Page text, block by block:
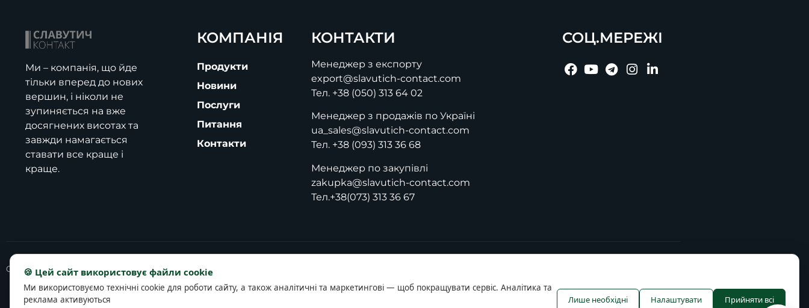
Ми – компанія, що йде
тільки вперед до нових
вершин, і ніколи не
зупиняється на вже
досягнених висотах та
завжди намагається
ставати все краще і
краще.
КОМПАНІЯ
Продукти
Новини
Послуги
Питання
Контакти
КОНТАКТИ
Менеджер з експорту
export@slavutich-contact.com
Тел. +38 (050) 313 64 02
Менеджер з продажів по Україні
ua_sales@slavutich-contact.com
Тел. +38 (093) 313 36 68
Менеджер по закупівлі
zakupka@slavutich-contact.com
Тел.+38(073) 313 36 67
СОЦ.МЕРЕЖІ
Copyright © 2025 slavutich-contact.com
🍪 Цей сайт використовує файли cookie
Ми використовуємо технічні cookie для роботи сайту, а також аналітичні та маркетингові — щоб покращувати сервіс. Аналітика та
реклама активуються
Лише необхідні Налаштувати Прийняти всі